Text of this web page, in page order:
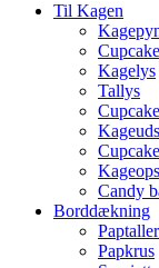
Til Kagen
Kagelys
Tallys
Candy
Borddækning
Papkrus